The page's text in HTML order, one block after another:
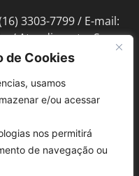
de Cookies
usamos
e/ou acessar
nos permitirá
de navegação ou
3303-7799 / E-mail:
/ Atendimento: Seg a
Bento de Abreu, 889